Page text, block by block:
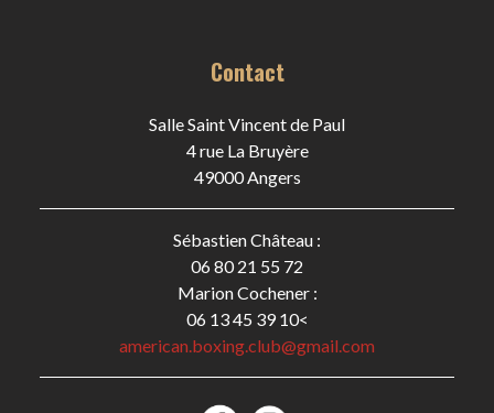
Contact
Salle Saint Vincent de Paul
4 rue La Bruyère
49000 Angers
Sébastien Château :
06 80 21 55 72
Marion Cochener :
06 13 45 39 10<
american.boxing.club@gmail.com